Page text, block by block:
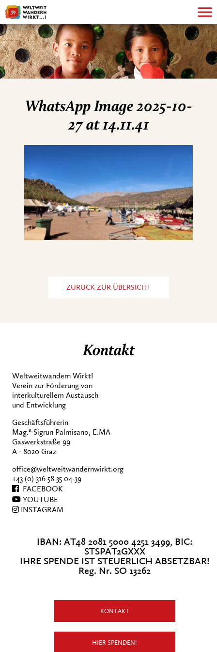
WhatsApp Image 2025-10-
27 at 14.11.41
ZURÜCK ZUR ÜBERSICHT
Kontakt
Weltweitwandern Wirkt!
Verein zur Förderung von
interkulturellem Austausch
und Entwicklung
Geschäftsführerin
Mag.a Sigrun Palmisano, E.MA
Gaswerkstraße 99
A - 8020 Graz
office@weltweitwandernwirkt.org
+43 (0) 316 58 35 04-39
FACEBOOK
YOUTUBE
INSTAGRAM
IBAN: AT48 2081 5000 4251 3499, BIC:
STSPAT2GXXX
IHRE SPENDE IST STEUERLICH ABSETZBAR!
Reg. Nr. SO 13262
KONTAKT
HIER SPENDEN!